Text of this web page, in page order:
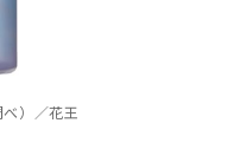
）／花王